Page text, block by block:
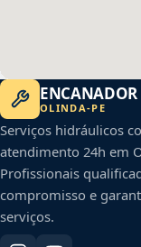
ENCANADOR
OLINDA-PE
Serviços hidráulicos
atendimento 24h em
Profissionais
compromisso e
serviços.